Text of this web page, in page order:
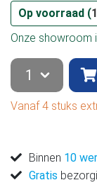
Op voorraad (
Onze showroom
Vanaf 4 stuks
Binnen 10
Gratis